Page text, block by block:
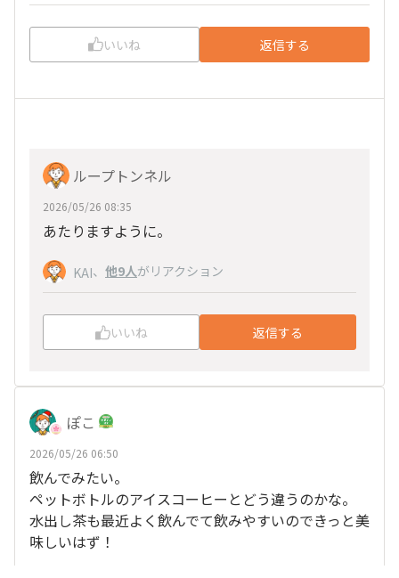
いいね 返信する
ループトンネル
2026/05/26 08:35
あたりますように。
KAI、 他9人がリアクション
いいね 返信する
ぽこ
2026/05/26 06:50
飲んでみたい。
ペットボトルのアイスコーヒーとどう違うのかな。
水出し茶も最近よく飲んでて飲みやすいのできっと美
味しいはず！